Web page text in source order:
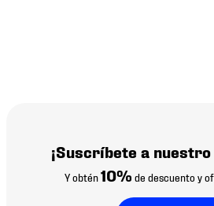
¡Suscríbete a
Y obtén10% de descuento y